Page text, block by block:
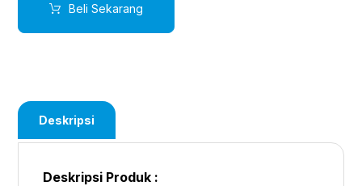
Beli Sekarang
Deskripsi
Deskripsi Produk :